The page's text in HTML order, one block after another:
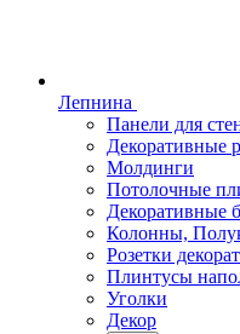
Лепнина
Панели для
Декоративные
Молдинги
Потолочные
Декоративные
Колонны,
Розетки
Плинтусы
Уголки
Декор